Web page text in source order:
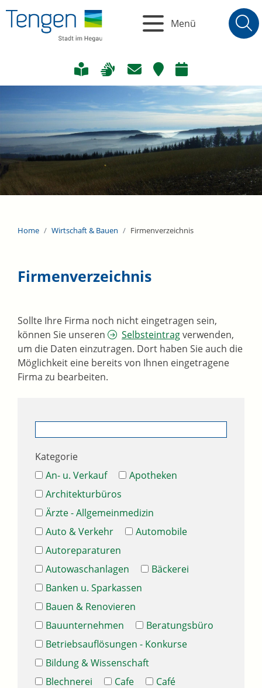
Menü
Home Wirtschaft & Bauen Firmenverzeichnis
Firmenverzeichnis
Sollte Ihre Firma noch nicht eingetragen sein,
können Sie unseren
Selbsteintragverwenden,
um die Daten einzutragen. Dort haben Sie auch die
Möglichkeit eine bereits von Ihnen eingetragene
Firma zu bearbeiten.
Kategorie
An- u. Verkauf
Apotheken
Architekturbüros
Ärzte - Allgemeinmedizin
Auto & Verkehr
Automobile
Autoreparaturen
Autowaschanlagen
Bäckerei
Banken u. Sparkassen
Bauen & Renovieren
Bauunternehmen
Beratungsbüro
Betriebsauflösungen - Konkurse
Bildung & Wissenschaft
Blechnerei
Cafe
Café